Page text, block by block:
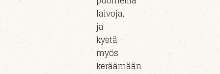
laivoja,
ja
kyetä
myös
keräämään